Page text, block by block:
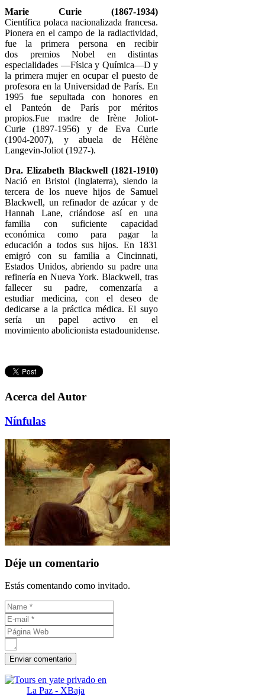
Marie Curie (1867-1934)
Científica polaca nacionalizada francesa.
Pionera en el campo de la radiactividad,
fue la primera persona en recibir
dos premios Nobel en distintas
especialidades —Física y Química—D​ y
la primera mujer en ocupar el puesto de
profesora en la Universidad de París. En
1995 fue sepultada con honores en
el Panteón de París por méritos
propios.Fue madre de Irène Joliot-
Curie (1897-1956) y de Eva Curie
(1904-2007), y abuela de Hélène
Langevin-Joliot (1927-).
Dra. Elizabeth Blackwell (1821-1910)
Nació en Bristol (Inglaterra), siendo la
tercera de los nueve hijos de Samuel
Blackwell, un refinador de azúcar y de
Hannah Lane, criándose así en una
familia con suficiente capacidad
económica como para pagar la
educación a todos sus hijos.​ En 1831
emigró con su familia a Cincinnati,
Estados Unidos, abriendo su padre una
refinería en Nueva York. Blackwell, tras
fallecer su padre, comenzaría a
estudiar medicina, con el deseo de
dedicarse a la práctica médica. El suyo
sería un papel activo en el
movimiento abolicionista estadounidense.
Acerca del Autor
Nínfulas
Déje un comentario
Estás comentando como invitado.